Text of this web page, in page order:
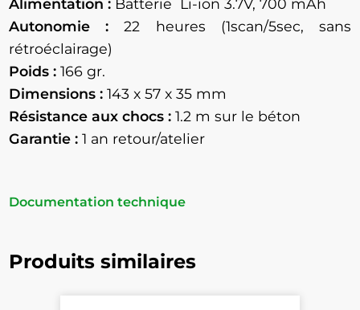
Alimentation : Batterie Li-ion 3.7V, 700 mAh
Autonomie : 22 heures (1scan/5sec, sans
rétroéclairage)
Poids : 166 gr.
Dimensions : 143 x 57 x 35 mm
Résistance aux chocs :1.2 m sur le béton
Garantie :1 an retour/atelier
Documentation technique
Produits similaires